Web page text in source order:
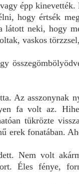
épp
hogy értsék
neki, hogy
vaskos
Az asszonynak
fa volt az.
tükrözte
erek fonatában.
Nem volt
Éles fénye,